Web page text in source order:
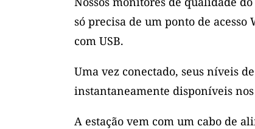
só precisa de um ponto de
com USB.
Uma vez conectado, seus níveis
instantaneamente disponíveis
A estação vem com um cabo de